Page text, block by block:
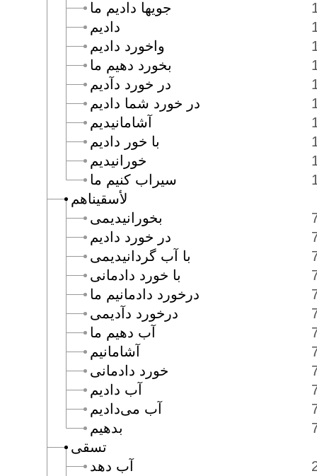
لأسقيناهم
تسقى
جويها داديم ما
داديم
واخورد داديم
بخورد دهيم ما
در خورد دآديم
در خورد شما داديم
آشامانيديم
با خور داديم
خورانيديم
سيراب كنيم ما
بخورانيديمى
در خورد داديم
با آب گردانيديمى
با خورد دادمانى
درخورد دادمانيم ما
درخورد دآديمى
آب دهيم ما
آشامانيم
خورد دادمانى
آب داديم
آب مى‌داديم
بدهيم
آب دهد